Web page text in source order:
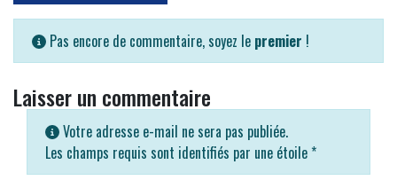
Pas encore de commentaire, soyez le premier !
Laisser un commentaire
Votre adresse e-mail ne sera pas publiée.
Les champs requis sont identifiés par une étoile *